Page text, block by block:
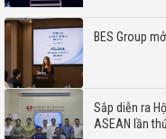
BES Group
Sắp diễn ra
ASEAN lần thứ